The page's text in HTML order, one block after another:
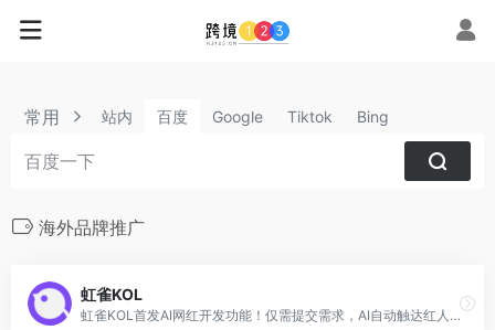
常用 站内 百度 Google Tiktok Bing
海外品牌推广
虹雀KOL
虹雀KOL首发AI网红开发功能！仅需提交需求，AI自动触达红人，当天可与合适红人沟通合作。虹雀KOL还提供3500万精准红人数据，网红搜索、分析、建联等功能帮助品牌卖家快速找到适合自己的网红。